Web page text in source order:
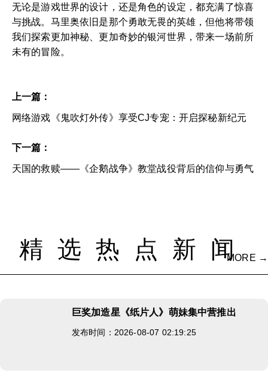
无论是游戏世界的设计，还是角色的设定，都充满了惊喜
与挑战。马里奥依旧是那个勇敢无畏的英雄，但他将带领
我们探索更加神秘、更加奇妙的银河世界，带来一场前所
未有的冒险。
上一篇：
网络游戏《鬼吹灯外传》享受CJ专宠：开启探秘新纪元
下一篇：
天国的救赎——《企鹅战争》教堂战役背后的信仰与勇气
精选热点新闻
MORE →
巨奖加造星《纸片人》萌妹集中营推出
发布时间：2026-08-07 02:19:25